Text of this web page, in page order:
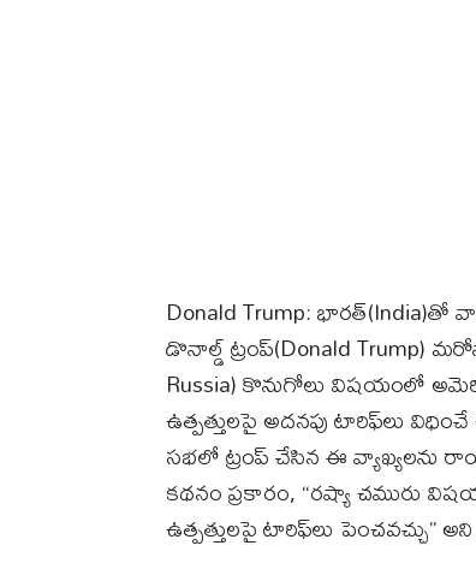
Donald Trump: భారత్‌(India)తో
డొనాల్డ్ ట్రంప్(Donald Trump)
Russia) కొనుగోలు విషయంలో
ఉత్పత్తులపై అదనపు టారిఫ్‌లు
సభలో ట్రంప్ చేసిన ఈ వ్యాఖ్యలను
కథనం ప్రకారం, “రష్యా
ఉత్పత్తులపై టారిఫ్‌లు పెంచవచ్చు”